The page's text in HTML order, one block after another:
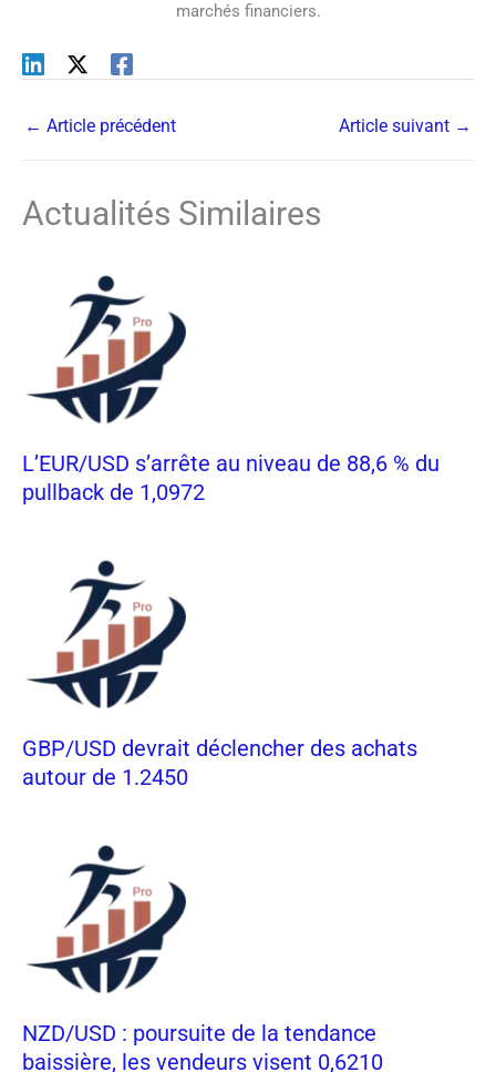
marchés financiers.
← Article précédent Article suivant →
Actualités Similaires
L’EUR/USD s’arrête au niveau de 88,6 % du
pullback de 1,0972
GBP/USD devrait déclencher des achats
autour de 1.2450
NZD/USD : poursuite de la tendance
baissière, les vendeurs visent 0,6210